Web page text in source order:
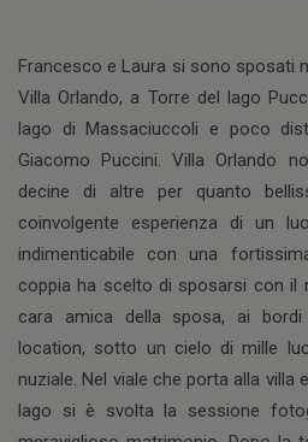
Francesco e Laura si sono sposati
Villa Orlando, a Torre del lago
lago di Massaciuccoli e poco
Giacomo Puccini. Villa Orlando
decine di altre per quanto
coinvolgente esperienza di un
indimenticabile con una
coppia ha scelto di sposarsi con il
cara amica della sposa, ai
location, sotto un cielo di mille
nuziale. Nel viale che porta alla
lago si è svolta la sessione